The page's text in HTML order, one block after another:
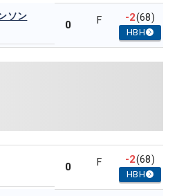
ソン
0 F -2(68)
HBH
0 F -2(68)
HBH